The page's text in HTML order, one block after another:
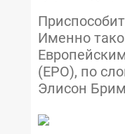
Именно
(EPO), по
Элисон